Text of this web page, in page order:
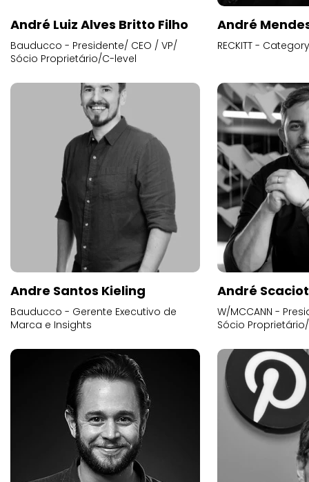
Bauducco - Presidente/ CEO / VP/
Sócio Proprietário/C-level
André
RECKITT -
Andre Santos Kieling
Bauducco - Gerente Executivo de
Marca e Insights
André
W/MCCANN -
Sócio